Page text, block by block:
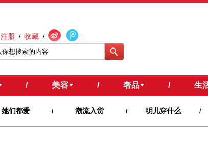
注册 / 收藏 /
/ 美容 / 奢品 / 生
她们都爱 / 潮流入货 / 明儿穿什么 /